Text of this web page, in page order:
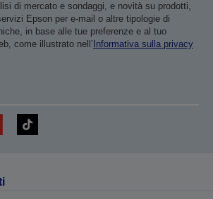
di mercato e sondaggi, e novità su prodotti,
Epson per e-mail o altre tipologie di
in base alle tue preferenze e al tuo
come illustrato nell’ Informativa sulla privacy